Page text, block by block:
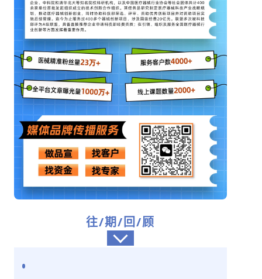
往/期/回/顾